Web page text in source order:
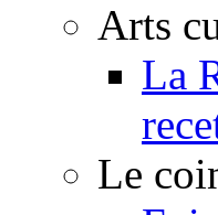
Arts
La
Le